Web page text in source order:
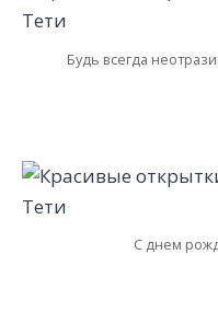
Будь всегда
С днем